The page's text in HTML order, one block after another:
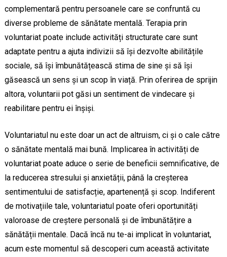
complementară pentru persoanele care se confruntă cu
diverse probleme de sănătate mentală. Terapia prin
voluntariat poate include activități structurate care sunt
adaptate pentru a ajuta indivizii să își dezvolte abilitățile
sociale, să își îmbunătățească stima de sine și să își
găsească un sens și un scop în viață. Prin oferirea de sprijin
altora, voluntarii pot găsi un sentiment de vindecare și
reabilitare pentru ei înșiși.
Voluntariatul nu este doar un act de altruism, ci și o cale către
o sănătate mentală mai bună. Implicarea în activități de
voluntariat poate aduce o serie de beneficii semnificative, de
la reducerea stresului și anxietății, până la creșterea
sentimentului de satisfacție, apartenență și scop. Indiferent
de motivațiile tale, voluntariatul poate oferi oportunități
valoroase de creștere personală și de îmbunătățire a
sănătății mentale. Dacă încă nu te-ai implicat în voluntariat,
acum este momentul să descoperi cum această activitate